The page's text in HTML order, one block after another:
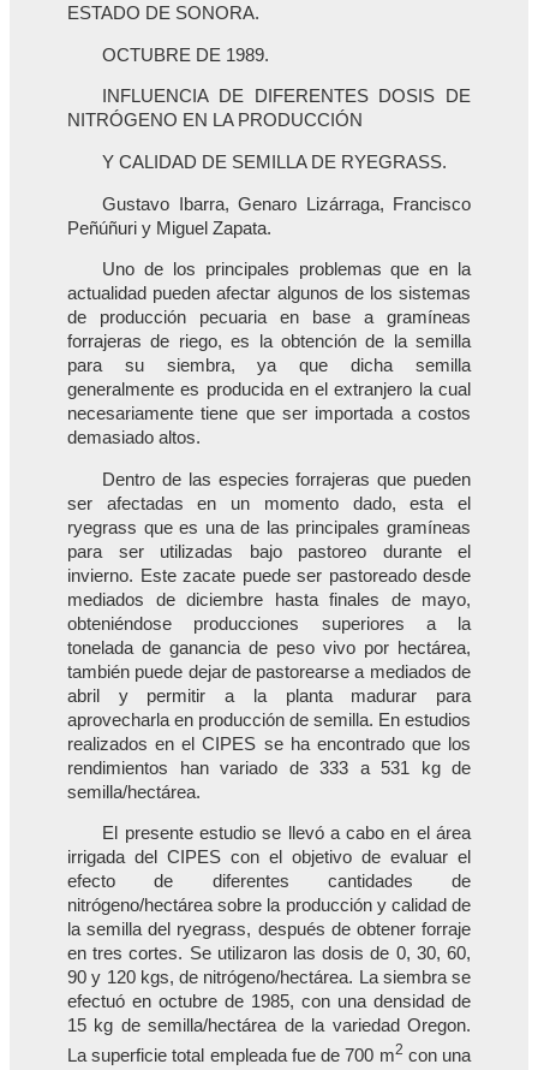
ESTADO DE SONORA.
OCTUBRE DE 1989.
INFLUENCIA DE DIFERENTES DOSIS DE
NITRÓGENO EN LA PRODUCCIÓN
Y CALIDAD DE SEMILLA DE RYEGRASS.
Gustavo Ibarra, Genaro Lizárraga, Francisco
Peñúñuri y Miguel Zapata.
Uno de los principales problemas que en la
actualidad pueden afectar algunos de los sistemas
de producción pecuaria en base a gramíneas
forrajeras de riego, es la obtención de la semilla
para su siembra, ya que dicha semilla
generalmente es producida en el extranjero la cual
necesariamente tiene que ser importada a costos
demasiado altos.
Dentro de las especies forrajeras que pueden
ser afectadas en un momento dado, esta el
ryegrass que es una de las principales gramíneas
para ser utilizadas bajo pastoreo durante el
invierno. Este zacate puede ser pastoreado desde
mediados de diciembre hasta finales de mayo,
obteniéndose producciones superiores a la
tonelada de ganancia de peso vivo por hectárea,
también puede dejar de pastorearse a mediados de
abril y permitir a la planta madurar para
aprovecharla en producción de semilla. En estudios
realizados en el CIPES se ha encontrado que los
rendimientos han variado de 333 a 531 kg de
semilla/hectárea.
El presente estudio se llevó a cabo en el área
irrigada del CIPES con el objetivo de evaluar el
efecto de diferentes cantidades de
nitrógeno/hectárea sobre la producción y calidad de
la semilla del ryegrass, después de obtener forraje
en tres cortes. Se utilizaron las dosis de 0, 30, 60,
90 y 120 kgs, de nitrógeno/hectárea. La siembra se
efectuó en octubre de 1985, con una densidad de
15 kg de semilla/hectárea de la variedad Oregon.
La superficie total empleada fue de 700 m2 con una